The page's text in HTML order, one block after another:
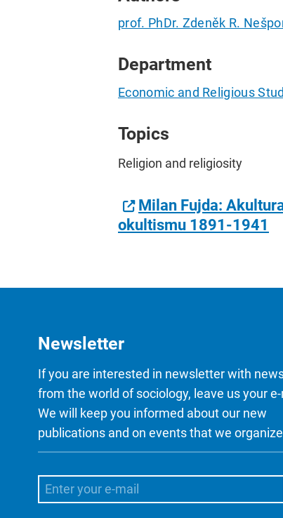
prof. PhDr. Zdeněk R.
Department
Economic and Religious
Topics
Religion and religiosity
Milan Fujda:
okultismu 1891-1941
Newsletter
If you are interested in newsletter with
from the world of sociology, leave us your
We will keep you informed about our new
publications and on events that we